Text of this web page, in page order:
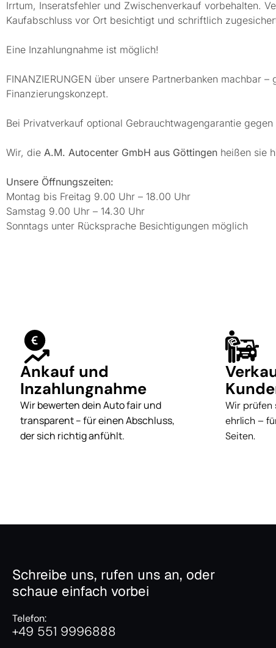
Irrtum, Inseratsfehler und Zwischenverkauf vorbehalten.
Kaufabschluss vor Ort besichtigt und schriftlich
Eine Inzahlungnahme ist möglich!
FINANZIERUNGEN über unsere Partnerbanken machbar
Finanzierungskonzept.
Bei Privatverkauf optional Gebrauchtwagengarantie
Wir, die A.M. Autocenter GmbH aus Göttingen heißen sie
Unsere Öffnungszeiten:
Montag bis Freitag 9.00 Uhr – 18.00 Uhr
Samstag 9.00 Uhr – 14.30 Uhr
Sonntags unter Rücksprache Besichtigungen möglich
Ankauf und
Inzahlungnahme
Wir bewerten dein Auto fair und
transparent – für einen Abschluss,
der sich richtig anfühlt.
Wir prüfen
ehrlich –
Seiten.
Schreibe uns, rufen uns an, oder
schaue einfach vorbei
Telefon:
+49 551 9996888